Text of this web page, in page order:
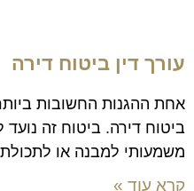
עורך דין ביטוח דירה
אחת ההגנות החשובות
ביטוח דירה. ביטוח זה
משמעותי למבנה או
קרא עוד »